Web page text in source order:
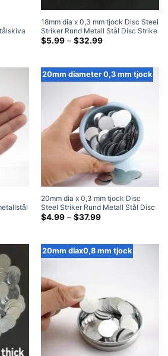
18mm dia x 0,3 mm tjock Disc Steel
Striker Rund Metall Stål Disc Strike
Plates
$5.99 – $32.99Prisklass:
20mm diameter 0,3 mm tjock
20mm dia x 0,3 mm tjock Disc
Steel Striker Rund Metall Stål Disc
Strike Plates
$4.99 – $37.99Prisklass:
20mm diax0,8 mm tjock